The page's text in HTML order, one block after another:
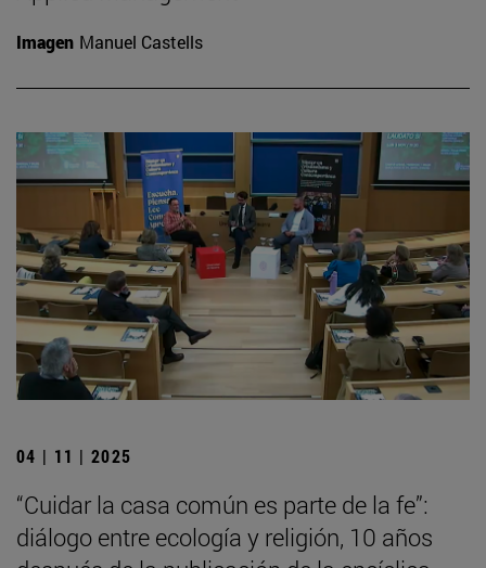
Imagen Manuel Castells
04 | 11 | 2025
“Cuidar la casa común es parte de la fe”:
diálogo entre ecología y religión, 10 años